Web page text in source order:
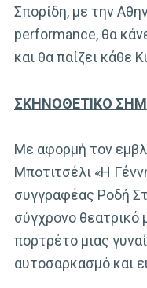
Σπορίδη, με την
performance, θα
και θα παίζει κάθε
ΣΚΗΝΟΘΕΤΙΚΟ
Με αφορμή τον
Μποτιτσέλι «Η
συγγραφέας Ροδή
σύγχρονο θεατρικό
πορτρέτο μιας
αυτοσαρκασμό και